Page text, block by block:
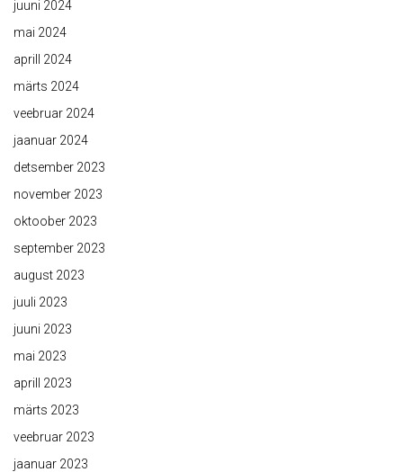
juuni 2024
mai 2024
aprill 2024
märts 2024
veebruar 2024
jaanuar 2024
detsember 2023
november 2023
oktoober 2023
september 2023
august 2023
juuli 2023
juuni 2023
mai 2023
aprill 2023
märts 2023
veebruar 2023
jaanuar 2023